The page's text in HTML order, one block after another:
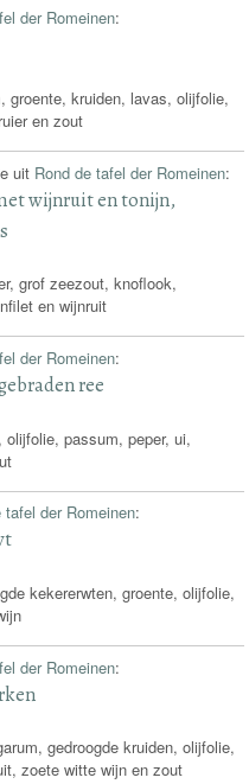
der Romeinen:
groente, kruiden, lavas, olijfolie,
en zout
uit Rond de tafel der Romeinen:
wijnruit en tonijn,
grof zeezout, knoflook,
en wijnruit
der Romeinen:
ree
olijfolie, passum, peper, ui,
tafel der Romeinen:
kekererwten, groente, olijfolie,
der Romeinen:
gedroogde kruiden, olijfolie,
zoete witte wijn en zout